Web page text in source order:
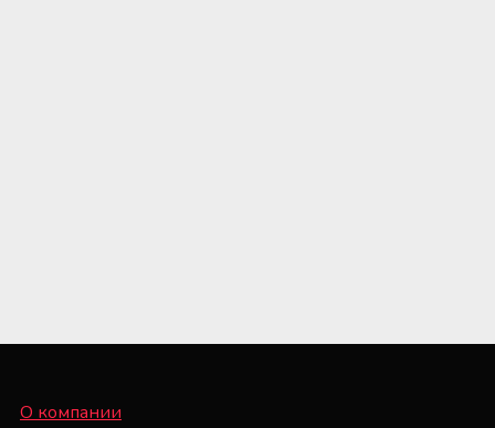
О компании